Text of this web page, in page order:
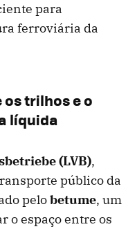
para
ferroviária da
trilhos e o
líquida
(LVB),
público da
pelobetume, um
o espaço entre os